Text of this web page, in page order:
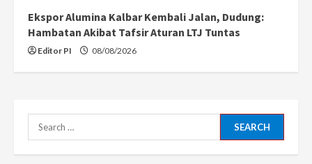
Ekspor Alumina Kalbar Kembali Jalan, Dudung:
Hambatan Akibat Tafsir Aturan LTJ Tuntas
Editor PI 08/08/2026
Search
for: